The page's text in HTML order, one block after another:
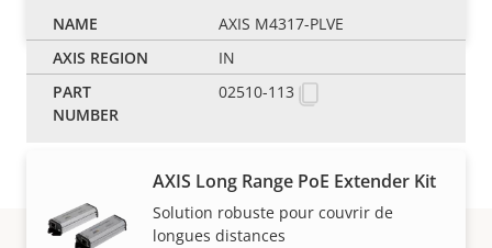
Câbles et connecteurs
AXIS Long Range PoE Extender Kit
Solution robuste pour couvrir de
longues distances
AXIS M4317-PLVE
IN
02510-113